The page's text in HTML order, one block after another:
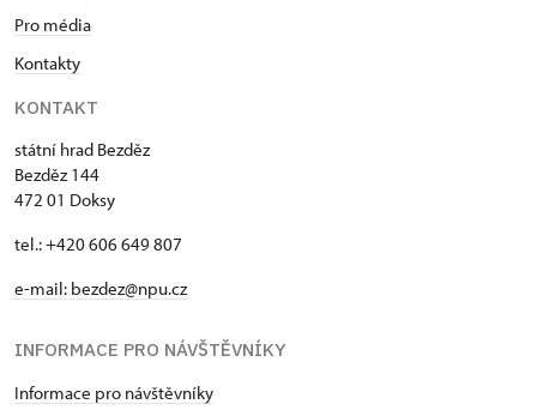
Pro média
Kontakty
KONTAKT
státní hrad Bezděz
Bezděz 144
472 01 Doksy
tel.: +420 606 649 807
e-mail: bezdez@npu.cz
INFORMACE PRO NÁVŠTĚVNÍKY
Informace pro návštěvníky